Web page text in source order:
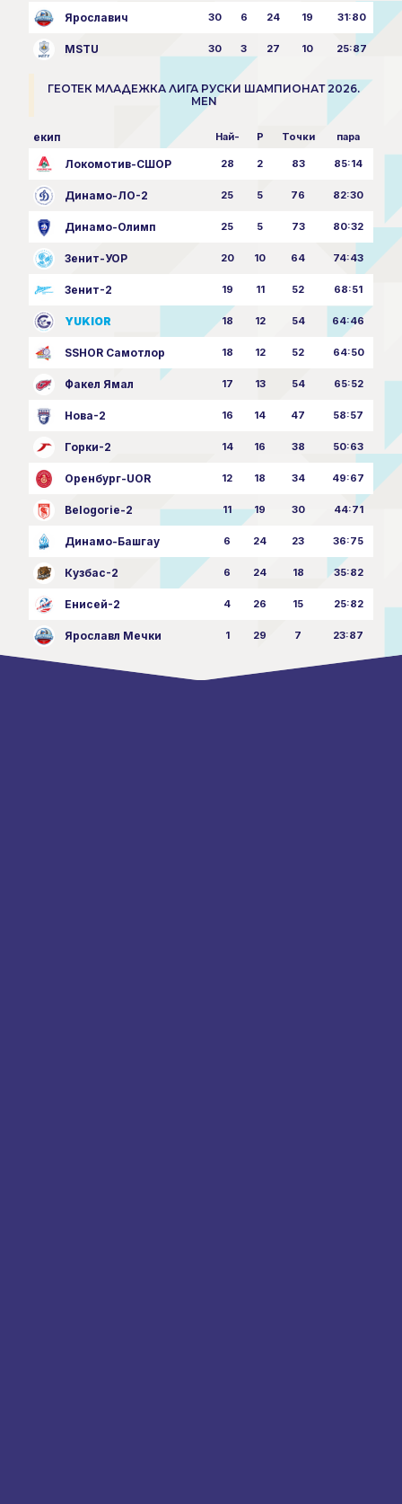
Ярославич 30 6 24 19 31:80
MSTU 30 3 27 10 25:87
ГЕОТЕК МЛАДЕЖКА ЛИГА РУСКИ ШАМПИОНАТ 2026.
MEN
екип Най- P Точки пара
Локомотив-СШОР 28 2 83 85:14
Динамо-ЛО-2 25 5 76 82:30
Динамо-Олимп 25 5 73 80:32
Зенит-УОР 20 10 64 74:43
Зенит-2 19 11 52 68:51
YUKIOR 18 12 54 64:46
SSHOR Самотлор 18 12 52 64:50
Факел Ямал 17 13 54 65:52
Нова-2 16 14 47 58:57
Горки-2 14 16 38 50:63
Оренбург-UOR 12 18 34 49:67
Belogorie-2 11 19 30 44:71
Динамо-Башгау 6 24 23 36:75
Кузбас-2 6 24 18 35:82
Енисей-2 4 26 15 25:82
Ярославл Мечки 1 29 7 23:87